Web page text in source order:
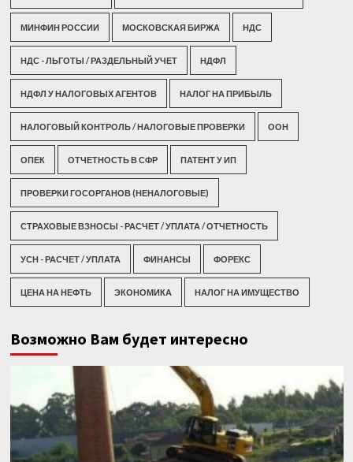
МИНФИН РОССИИ МОСКОВСКАЯ БИРЖА НДС
НДС - ЛЬГОТЫ / РАЗДЕЛЬНЫЙ УЧЕТ НДФЛ
НДФЛ У НАЛОГОВЫХ АГЕНТОВ НАЛОГ НА ПРИБЫЛЬ
НАЛОГОВЫЙ КОНТРОЛЬ / НАЛОГОВЫЕ ПРОВЕРКИ ООН
ОПЕК ОТЧЕТНОСТЬ В СФР ПАТЕНТ У ИП
ПРОВЕРКИ ГОСОРГАНОВ (НЕНАЛОГОВЫЕ)
СТРАХОВЫЕ ВЗНОСЫ - РАСЧЕТ / УПЛАТА / ОТЧЕТНОСТЬ
УСН - РАСЧЕТ / УПЛАТА ФИНАНСЫ ФОРЕКС
ЦЕНА НА НЕФТЬ ЭКОНОМИКА НАЛОГ НА ИМУЩЕСТВО
Возможно Вам будет интересно